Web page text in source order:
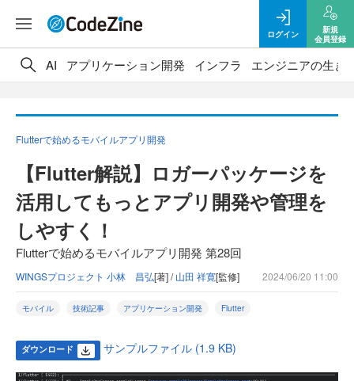
ログイン
新規
会員登録
AI アプリケーション開発 インフラ エンジニアの生き
Flutterで始めるモバイルアプリ開発
【Flutter解説】ロガーパッケージを
活用してもっとアプリ開発や管理を
しやすく！
Flutterで始めるモバイルアプリ開発 第28回
WINGSプロジェクト 小林 昌弘[著] /山田 祥寛[監修] 2024/06/20 11:00
モバイル 技術記事 アプリケーション開発 Flutter
ダウンロード サンプルファイル (1.9 KB)